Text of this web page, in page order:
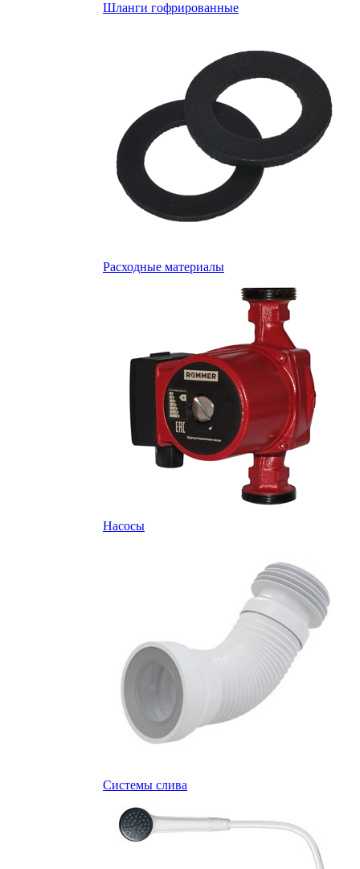
Шланги гофрированные
Расходные материалы
Насосы
Системы слива